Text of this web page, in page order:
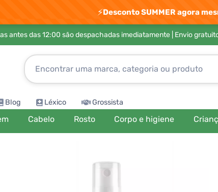
⚡Desconto SUMMER agora
antes das 12:00 são despachadas imediatamente | Envio
Blog Léxico Grossista
Cabelo Rosto Corpo e higiene